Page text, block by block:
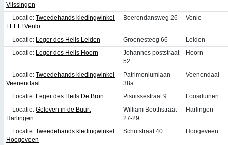
Vlissingen
Locatie: Tweedehands kledingwinkel
LEEF! Venlo
Boerendansweg 26 Venlo
Locatie: Leger des Heils Leiden Groenesteeg 66
Leiden
Locatie: Leger des Heils Hoorn
Johannes poststraat
52
Hoorn
Locatie: Tweedehands kledingwinkel
Veenendaal
Patrimoniumlaan
38a
Veenendaal
Locatie: Leger des Heils De Bron Pisuissestraat 9
Loosduinen
Locatie: Geloven in de Buurt
Harlingen
William Boothstraat
27-29
Harlingen
Locatie: Tweedehands kledingwinkel
Hoogeveen
Schutstraat 40 Hoogeveen